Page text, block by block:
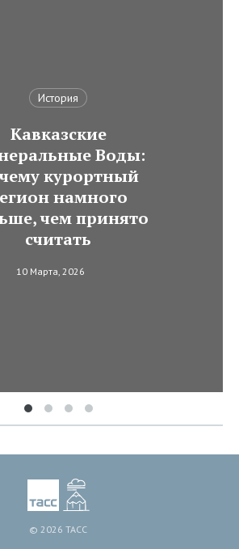
История
Кавказские
Воды:
курортный
намного
чем принято
считать
10 Марта, 2026
© 2026 ТАСС